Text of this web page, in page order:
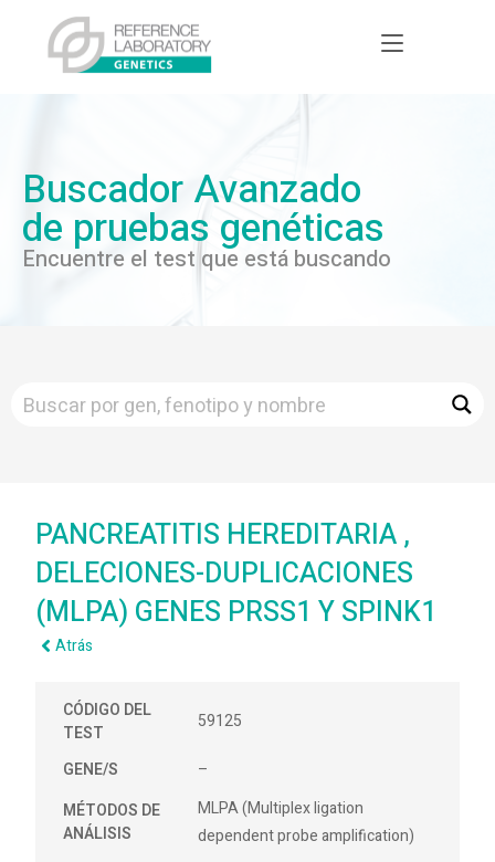
Buscador Avanzado
de pruebas genéticas
Encuentre el test que está buscando
PANCREATITIS HEREDITARIA ,
DELECIONES-DUPLICACIONES
(MLPA) GENES PRSS1 Y SPINK1
Atrás
CÓDIGO DEL
TEST
59125
GENE/S
–
MÉTODOS DE
ANÁLISIS
MLPA (Multiplex ligation
dependent probe amplification)